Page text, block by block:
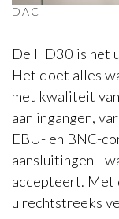
DAC
De HD30 is het
Het doet alles
met kwaliteit
aan ingangen,
EBU- en BNC-
aansluitingen -
accepteert. Met
u rechtstreeks